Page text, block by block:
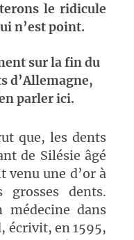
le ridicule
n’est point.
sur la fin du
d’Allemagne,
parler ici.
que, les dents
de Silésie âgé
venu une d’or à
grosses dents.
médecine dans
écrivit, en 1595,